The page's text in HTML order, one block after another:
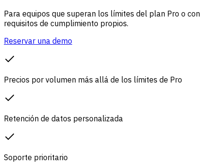
Para equipos que superan los límites del plan Pro o con
requisitos de cumplimiento propios.
Reservar una demo
Precios por volumen más allá de los límites de Pro
Retención de datos personalizada
Soporte prioritario